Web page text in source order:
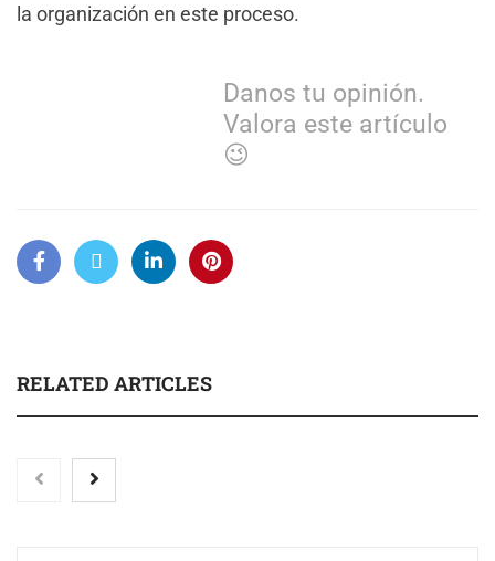
la organización en este proceso.
Danos tu opinión.
Valora este artículo
😉
RELATED ARTICLES
Eagle Waterproofing recomienda revisar la
impermeabilización de las viviendas antes de las